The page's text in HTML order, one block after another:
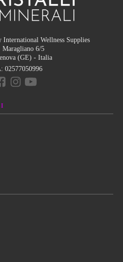
Wellness Supplies
Maragliano 6/5
(GE) - Italia
02577050996